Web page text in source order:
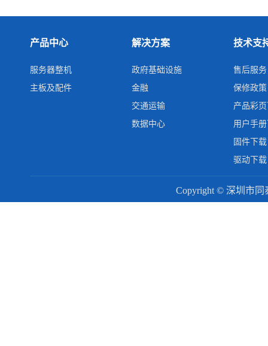
产品中心
服务器整机
主板及配件
解决方案
政府基础设施
金融
交通运输
数据中心
技术支
售后服务
保修政策
产品彩
用户手
固件下载
驱动下载
Copyright © 深圳市同